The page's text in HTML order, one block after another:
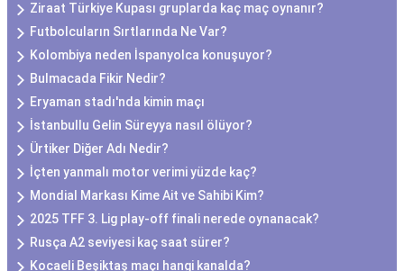
Ziraat Türkiye Kupası gruplarda kaç maç oynanır?
Futbolcuların Sırtlarında Ne Var?
Kolombiya neden İspanyolca konuşuyor?
Bulmacada Fikir Nedir?
Eryaman stadı'nda kimin maçı
İstanbullu Gelin Süreyya nasıl ölüyor?
Ürtiker Diğer Adı Nedir?
İçten yanmalı motor verimi yüzde kaç?
Mondial Markası Kime Ait ve Sahibi Kim?
2025 TFF 3. Lig play-off finali nerede oynanacak?
Rusça A2 seviyesi kaç saat sürer?
Kocaeli Beşiktaş maçı hangi kanalda?